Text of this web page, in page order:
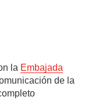
la Embajada
de la